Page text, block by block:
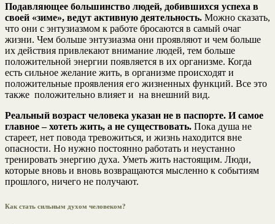
Подавляющее большинство людей, добившихся успеха в
своей «зиме», ведут активную деятельность. Можно сказать,
что они с энтузиазмом к работе бросаются в самый очаг
жизни. Чем больше энтузиазма они проявляют и чем больше
их действия привлекают внимание людей, тем больше
положительной энергии появляется в их организме. Когда
есть сильное желание жить, в организме происходят и
положительные проявления его жизненных функций. Все это
также положительно влияет и на внешний вид.
Реальный возраст человека указан не в паспорте. И самое
главное – хотеть жить, а не существовать. Пока душа не
стареет, нет повода тревожиться, и жизнь находится вне
опасности. Но нужно постоянно работать и неустанно
тренировать энергию духа. Уметь жить настоящим. Люди,
которые вновь и вновь возвращаются мысленно к событиям
прошлого, ничего не получают.
Как стать сильным духом человеком?